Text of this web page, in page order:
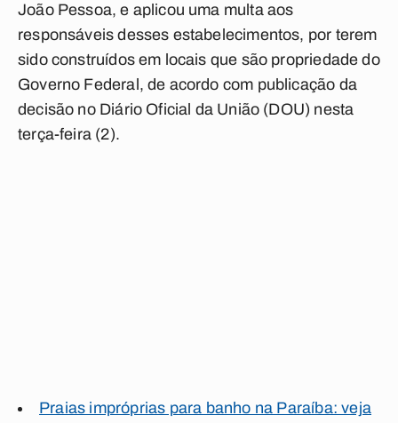
João Pessoa, e aplicou uma multa aos
responsáveis desses estabelecimentos, por terem
sido construídos em locais que são propriedade do
Governo Federal, de acordo com publicação da
decisão no Diário Oficial da União (DOU) nesta
terça-feira (2).
Praias impróprias para banho na Paraíba: veja